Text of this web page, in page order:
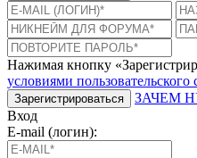
Нажимая кнопку
условиями пользовательского
Зарегистрироваться
ЗАЧЕМ
Вход
E-mail (логин):